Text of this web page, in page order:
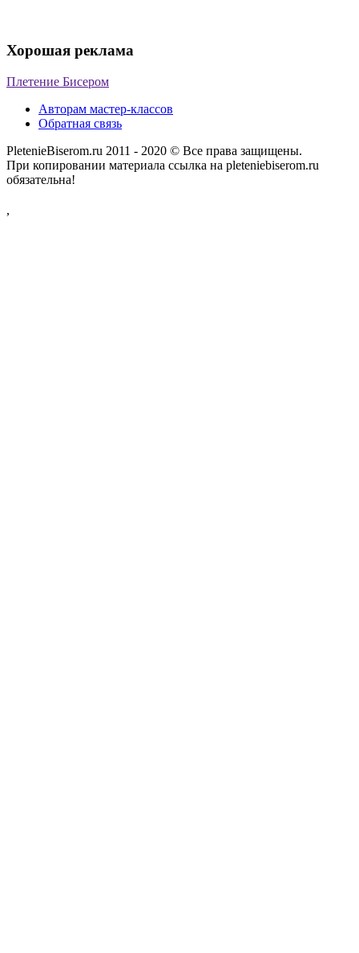
Хорошая реклама
Плетение Бисером
Авторам мастер-классов
Обратная связь
PletenieBiserom.ru 2011 - 2020 © Все права защищены.
При копировании материала ссылка на pleteniebiserom.ru
обязательна!
,